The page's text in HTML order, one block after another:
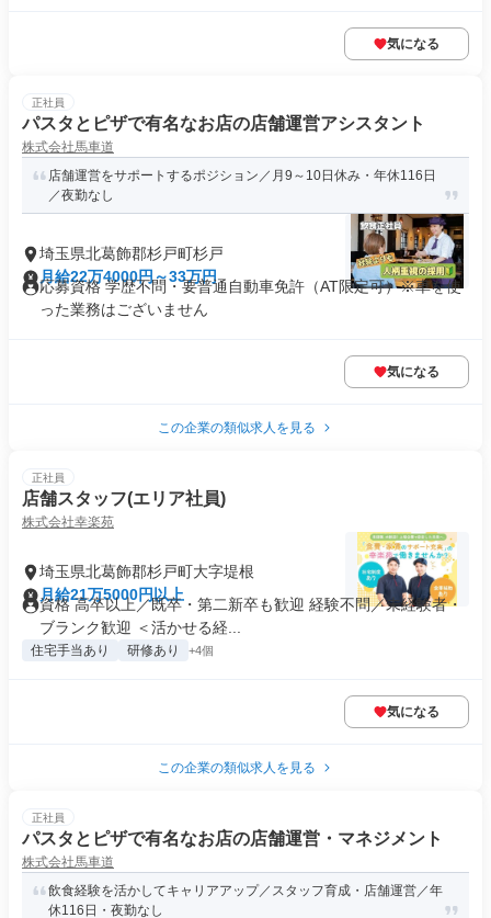
気になる
正社員
パスタとピザで有名なお店の店舗運営アシスタント
株式会社馬車道
店舗運営をサポートするポジション／月9～10日休み・年休116日
／夜勤なし
埼玉県北葛飾郡杉戸町杉戸
月給22万4000円～33万円
応募資格 学歴不問・要普通自動車免許（AT限定可）※車を使
った業務はございません
気になる
この企業の類似求人を見る
正社員
店舗スタッフ(エリア社員)
株式会社幸楽苑
埼玉県北葛飾郡杉戸町大字堤根
月給21万5000円以上
資格 高卒以上／既卒・第二新卒も歓迎 経験不問／未経験者・
ブランク歓迎 ＜活かせる経...
住宅手当あり 研修あり +4個
気になる
この企業の類似求人を見る
正社員
パスタとピザで有名なお店の店舗運営・マネジメント
株式会社馬車道
飲食経験を活かしてキャリアアップ／スタッフ育成・店舗運営／年
休116日・夜勤なし